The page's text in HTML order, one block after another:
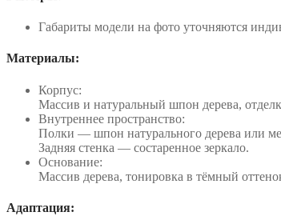
Габариты модели на фото уточняются
Материалы:
Корпус:
Массив и натуральный шпон дерева,
Внутреннее пространство:
Полки — шпон натурального дерева или
Задняя стенка — состаренное зеркало.
Основание:
Массив дерева, тонировка в тёмный
Адаптация: